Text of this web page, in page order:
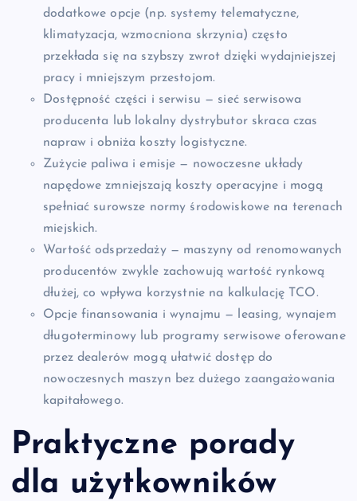
dodatkowe opcje (np. systemy telematyczne,
klimatyzacja, wzmocniona skrzynia) często
przekłada się na szybszy zwrot dzięki wydajniejszej
pracy i mniejszym przestojom.
Dostępność części i serwisu — sieć serwisowa
producenta lub lokalny dystrybutor skraca czas
napraw i obniża koszty logistyczne.
Zużycie paliwa i emisje — nowoczesne układy
napędowe zmniejszają koszty operacyjne i mogą
spełniać surowsze normy środowiskowe na terenach
miejskich.
Wartość odsprzedaży — maszyny od renomowanych
producentów zwykle zachowują wartość rynkową
dłużej, co wpływa korzystnie na kalkulację TCO.
Opcje finansowania i wynajmu — leasing, wynajem
długoterminowy lub programy serwisowe oferowane
przez dealerów mogą ułatwić dostęp do
nowoczesnych maszyn bez dużego zaangażowania
kapitałowego.
Praktyczne porady
dla użytkowników